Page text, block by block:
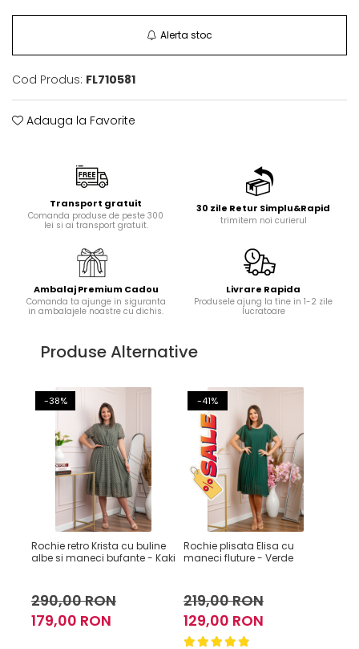
Alerta stoc
Cod Produs: FL710581
Adauga la Favorite
Transport gratuit
Comanda produse de peste 300
lei si ai transport gratuit.
30 zile Retur Simplu&Rapid
trimitem noi curierul
Ambalaj Premium Cadou
Comanda ta ajunge in siguranta
in ambalajele noastre cu dichis.
Livrare Rapida
Produsele ajung la tine in 1-2 zile
lucratoare
Produse Alternative
-38%
Rochie retro Krista cu buline
albe si maneci bufante - Kaki
290,00 RON
179,00 RON
-41%
Rochie plisata Elisa cu
maneci fluture - Verde
219,00 RON
129,00 RON